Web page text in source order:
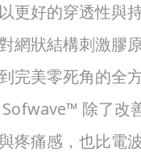
更好的穿透性與
網狀結構刺激膠
完美零死角的全
除了改
疼痛感，也比電